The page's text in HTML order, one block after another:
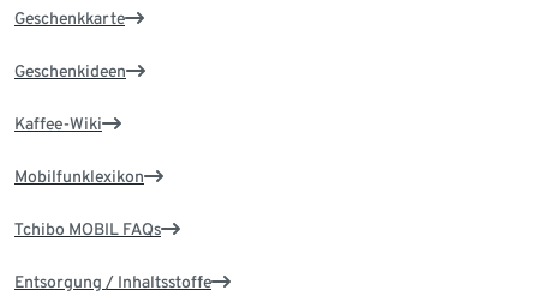
Geschenkkarte
Geschenkideen
Kaffee-Wiki
Mobilfunklexikon
Tchibo MOBIL FAQs
Entsorgung / Inhaltsstoffe